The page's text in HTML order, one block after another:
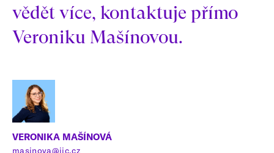
vědět více, kontaktuje přímo
Veroniku Mašínovou.
VERONIKA MAŠÍNOVÁ
masinova@jic.cz